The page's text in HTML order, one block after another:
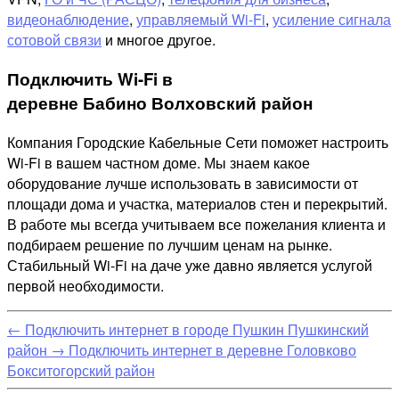
видеонаблюдение, управляемый Wi-Fi, усиление сигнала
сотовой связи и многое другое.
Подключить Wi-Fi в
деревне Бабино Волховский район
Компания Городские Кабельные Сети поможет настроить
Wi-Fi в вашем частном доме. Мы знаем какое
оборудование лучше использовать в зависимости от
площади дома и участка, материалов стен и перекрытий.
В работе мы всегда учитываем все пожелания клиента и
подбираем решение по лучшим ценам на рынке.
Стабильный Wi-Fi на даче уже давно является услугой
первой необходимости.
← Подключить интернет в городе Пушкин Пушкинский
район → Подключить интернет в деревне Головково
Бокситогорский район